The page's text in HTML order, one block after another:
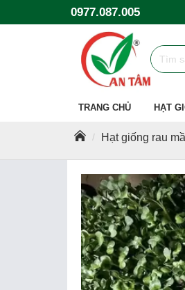
0977.087.005
TRANG CHỦ HẠT
Hạt giống rau